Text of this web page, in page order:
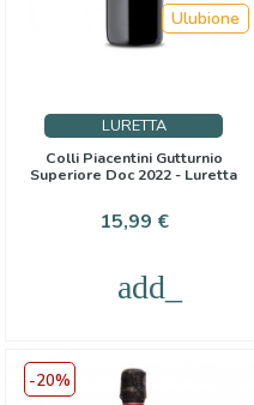
LURETTA
Colli Piacentini Gutturnio
Superiore Doc 2022 - Luretta
Cena
15,99 €
Ulubione
-20%